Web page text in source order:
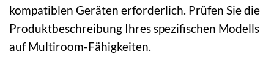
kompatiblen Geräten erforderlich. Prüfen Sie die
Produktbeschreibung Ihres spezifischen Modells
auf Multiroom-Fähigkeiten.